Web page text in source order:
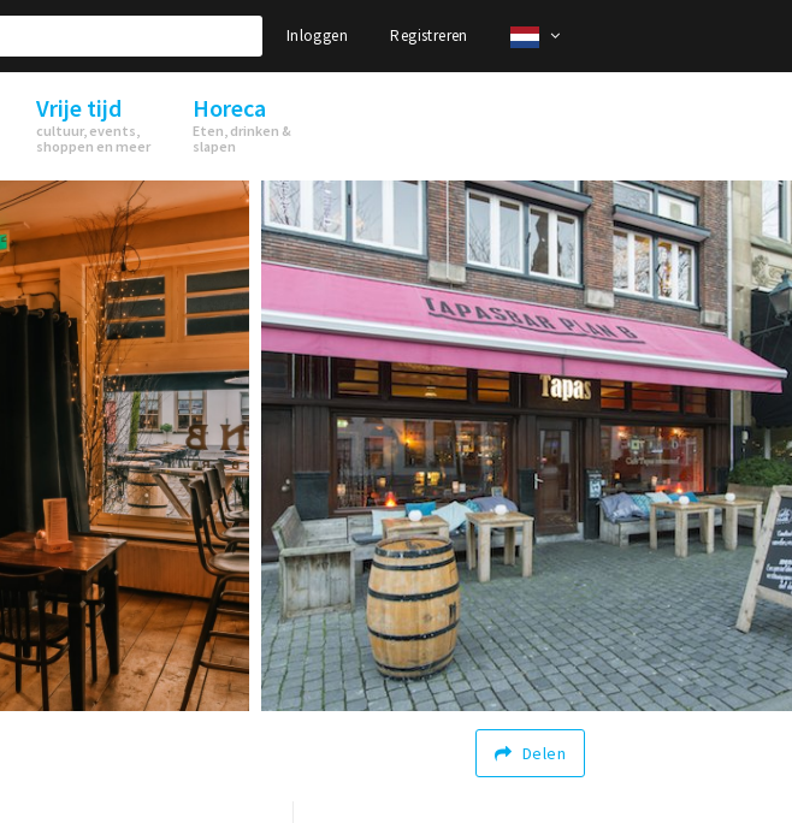
Inloggen Registreren
Vrije tijd
cultuur, events,
shoppen en meer
Horeca
Eten, drinken &
slapen
Delen